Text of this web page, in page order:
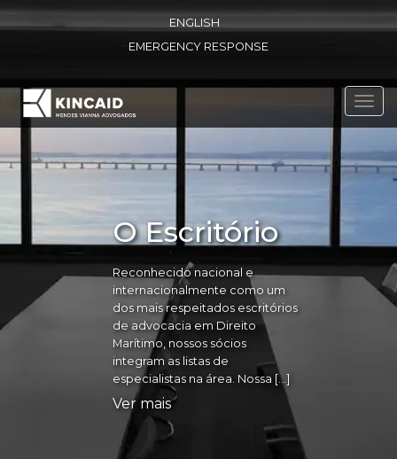
ENGLISH
EMERGENCY RESPONSE
O Escritório
Reconhecido nacional e
internacionalmente como um
dos mais respeitados escritórios
de advocacia em Direito
Marítimo, nossos sócios
integram as listas de
especialistas na área. Nossa […]
Ver mais